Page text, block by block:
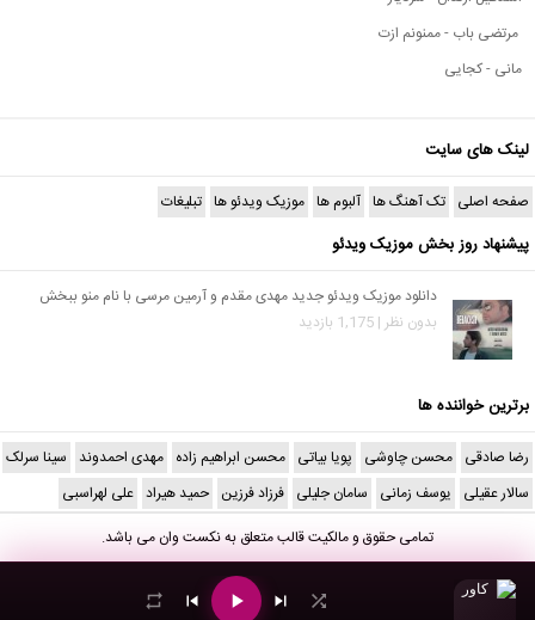
مرتضی باب - ممنونم ازت
مانی - کجایی
لینک های سایت
صفحه اصلی تک آهنگ ها آلبوم ها موزیک ویدئو ها تبلیغات
پیشنهاد روز بخش موزیک ویدئو
دانلود موزیک ویدئو جدید مهدی مقدم و آرمین مرسی با نام منو ببخش
بدون نظر | 1,175 بازدید
برترین خواننده ها
رضا صادقی محسن چاوشی پویا بیاتی محسن ابراهیم زاده مهدی احمدوند سینا سرلک
سالار عقیلی یوسف زمانی سامان جلیلی فرزاد فرزین حمید هیراد علی لهراسبی
تمامی حقوق و مالکیت قالب متعلق بهنکست وانمی باشد.